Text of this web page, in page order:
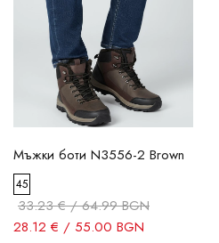
Мъжки боти N3556-2 Brown
45
33.23 € / 64.99 BGN
28.12 € / 55.00 BGN